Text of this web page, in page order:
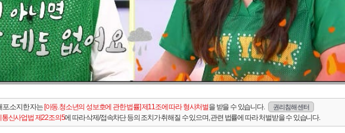
포.소지한 자는[아동.청소년의 성보호에 관한 법률] 제11조에 따라 형사처벌을 받을 수 있습니다. 권리침해 센터
통신사업법 제22조의5에 따라 삭제/접속차단 등의 조치가 취해질 수 있으며, 관련 법률에 따라 처벌받을 수 있습니다.